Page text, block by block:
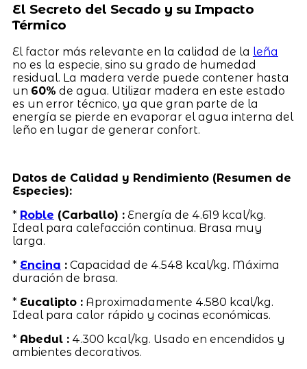
El Secreto del Secado y su Impacto
Térmico
El factor más relevante en la calidad de la leña
no es la especie, sino su grado de humedad
residual. La madera verde puede contener hasta
un 60% de agua. Utilizar madera en este estado
es un error técnico, ya que gran parte de la
energía se pierde en evaporar el agua interna del
leño en lugar de generar confort.
Datos de Calidad y Rendimiento (Resumen de
Especies):
* Roble (Carballo) :Energía de 4.619 kcal/kg.
Ideal para calefacción continua. Brasa muy
larga.
* Encina :Capacidad de 4.548 kcal/kg. Máxima
duración de brasa.
* Eucalipto :Aproximadamente 4.580 kcal/kg.
Ideal para calor rápido y cocinas económicas.
* Abedul :4.300 kcal/kg. Usado en encendidos y
ambientes decorativos.